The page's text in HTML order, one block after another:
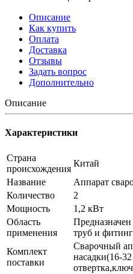
Описание
Как купить
Оплата
Доставка
Отзывы
Задать вопрос
Дополнительно
Описание
Характеристики
Страна
происхождения
Китай
Название
Аппарат
Количество
2
Мощность
1,2 кВт
Область
применения
труб и
Комплект
поставки
Сварочный
насадки(16-